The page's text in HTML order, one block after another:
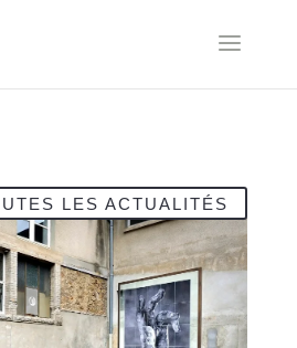
LES ACTUALITÉS